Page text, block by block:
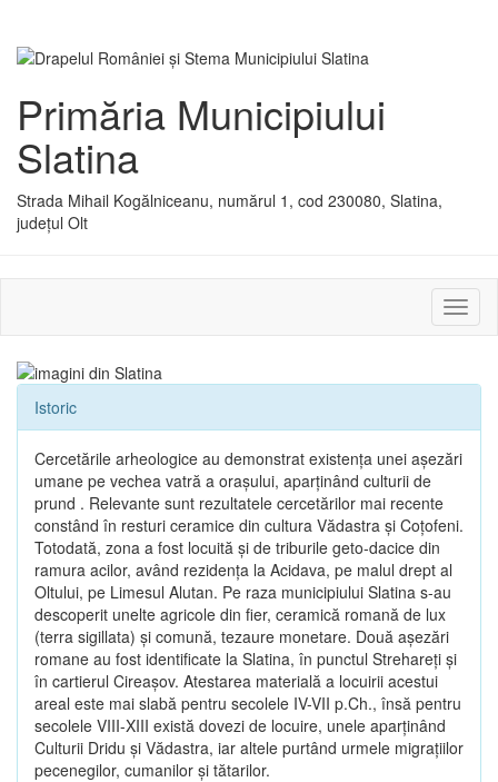
Primăria Municipiului
Slatina
Strada Mihail Kogălniceanu, numărul 1, cod 230080, Slatina,
județul Olt
sau
Istoric
Cercetările arheologice au demonstrat existenţa unei aşezări
umane pe vechea vatră a oraşului, aparţinând culturii de
prund . Relevante sunt rezultatele cercetărilor mai recente
constând în resturi ceramice din cultura Vădastra şi Coţofeni.
Totodată, zona a fost locuită şi de triburile geto-dacice din
ramura acilor, având rezidenţa la Acidava, pe malul drept al
Oltului, pe Limesul Alutan. Pe raza municipiului Slatina s-au
descoperit unelte agricole din fier, ceramică romană de lux
(terra sigillata) şi comună, tezaure monetare. Două aşezări
romane au fost identificate la Slatina, în punctul Strehareţi şi
în cartierul Cireaşov. Atestarea materială a locuirii acestui
areal este mai slabă pentru secolele IV-VII p.Ch., însă pentru
secolele VIII-XIII există dovezi de locuire, unele aparţinând
Culturii Dridu şi Vădastra, iar altele purtând urmele migraţiilor
pecenegilor, cumanilor şi tătarilor.